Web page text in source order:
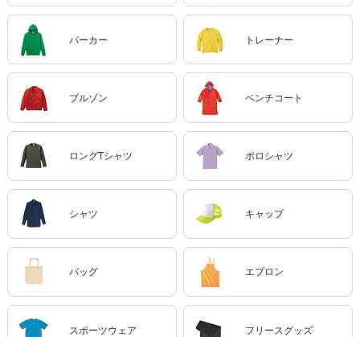
パーカー トレーナー
ブルゾン ベンチコート
ロングTシャツ ポロシャツ
シャツ キャップ
バッグ エプロン
スポーツウェア フリースグッズ